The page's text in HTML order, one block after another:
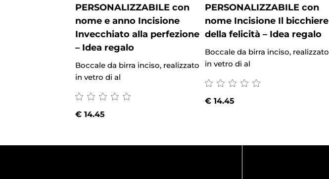
PERSONALIZZABILE con
nome e anno Incisione
Invecchiato alla perfezione
– Idea regalo
Boccale da birra inciso, realizzato
in vetro di al
€14.45
PERSONALIZZABILE con
nome Incisione Il bicchiere
della felicità – Idea regalo
Boccale da birra inciso, realizzato
in vetro di al
€ 14.45